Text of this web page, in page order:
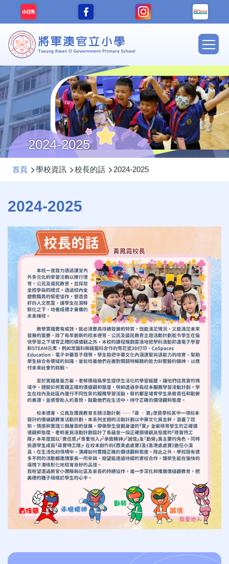
移至主內容
Main
2024-2025
導
連
首頁 學校資訊 校長的話 2024-2025
2024-2025